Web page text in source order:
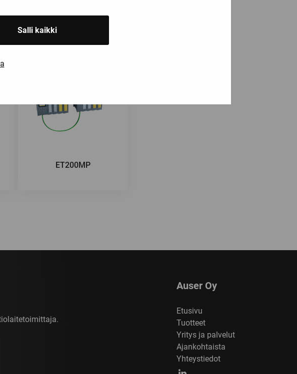
Salli kaikki
näistä
ET200MP
Auser Oy
Etusivu
Tuotteet
Yritys ja palvelut
Ajankohtaista
Yhteystiedot